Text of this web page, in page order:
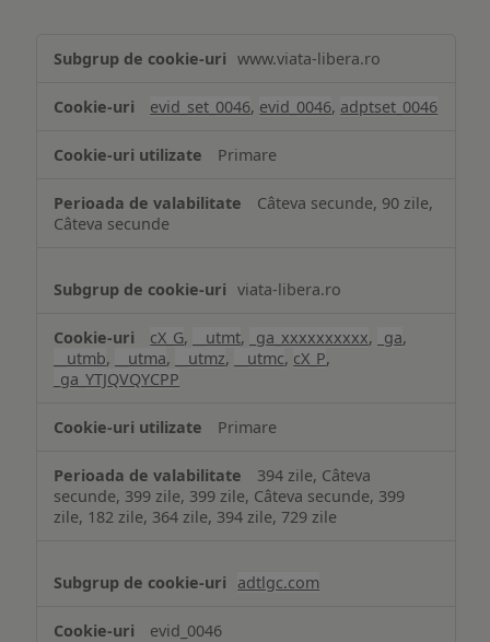
www.viata-libera.ro
evid_set_0046, evid_0046, adptset_0046
Primare
Câteva secunde, 90 zile,
Câteva secunde
viata-libera.ro
cX_G, __utmt, _ga_xxxxxxxxxx, _ga,
__utmb, __utma, __utmz, __utmc, cX_P,
_ga_YTJQVQYCPP
Primare
394 zile, Câteva
secunde, 399 zile, 399 zile, Câteva secunde, 399
zile, 182 zile, 364 zile, 394 zile, 729 zile
adtlgc.com
evid_0046